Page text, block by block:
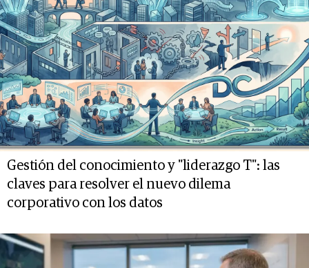
Gestión del conocimiento y "liderazgo T": las
claves para resolver el nuevo dilema
corporativo con los datos